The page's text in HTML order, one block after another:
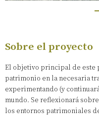
Sobre el proyecto
El objetivo principal de este
patrimonio en la necesaria
experimentando (y
mundo. Se reflexionará
los entornos patrimoniales